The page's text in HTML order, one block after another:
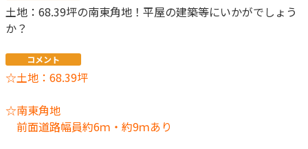
土地：68.39坪の南東角地！平屋の建築等にいかがでしょう
か？
コメント
☆土地：68.39坪
☆南東角地
前面道路幅員約6ｍ・約9ｍあり